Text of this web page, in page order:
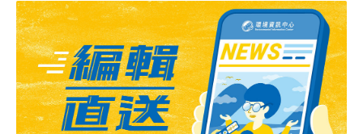
水路，當天出現一層厚厚油汙，不時飄出濃濃惡臭，令居
民恐慌，好在當地農田多已休耕，未造成進一步損失。她
說，好在油汙未沿水路流近水利會大排，否則後果不堪設
想。鼎峰環保領有廢棄物清除許可證，其業者表示，當天
油槽不明原因破損，還來不及更換桶裝，食用油即大量溢
出，汙染水路。